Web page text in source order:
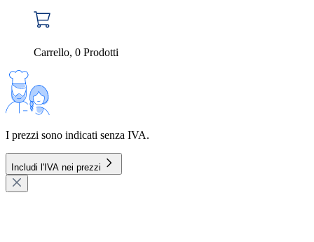
Carrello, 0 Prodotti
I prezzi sono indicati senza IVA.
Includi l'IVA nei prezzi